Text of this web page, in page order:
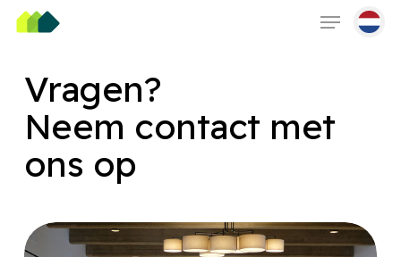
Skip
Menu
Vragen?
Neem contact met
ons op